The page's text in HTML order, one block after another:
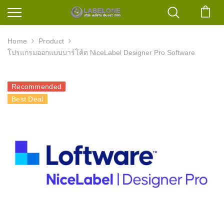
Home
Product
โปรแกรมออกแบบบาร์โค้ด NiceLabel Designer Pro Software
Recommended
Best Deal